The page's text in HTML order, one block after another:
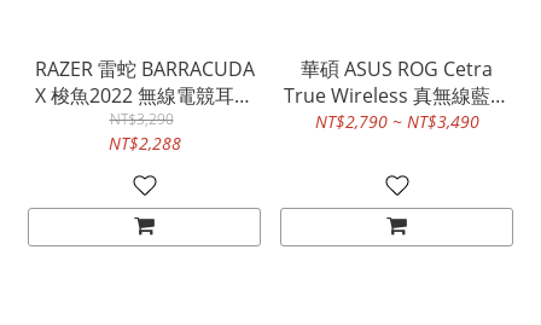
RAZER 雷蛇 BARRACUDA
X 梭魚2022 無線電競耳機
麥克風 2.4G/藍牙/3.5mm
有線｜ RZ04-04430100-
R3M1
NT$3,290
NT$2,288
華碩 ASUS ROG Cetra
True Wireless 真無線藍芽
耳機 黑 90YH03G1-
B5UA00
NT$2,790 ~ NT$3,490